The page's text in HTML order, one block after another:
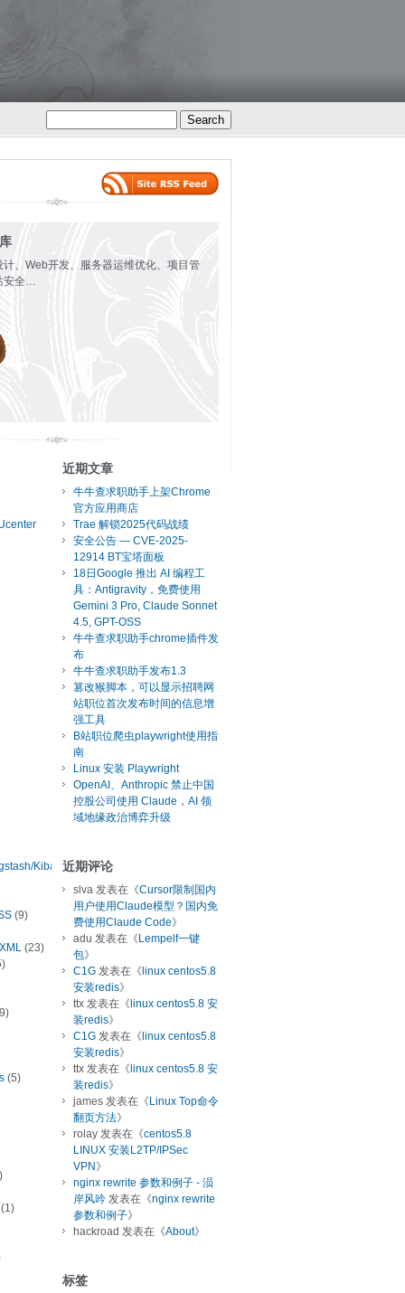
、Web开发、服务器运维优化、项目管
安全…
Kibana
(9)
(23)
(5)
近期文章
牛牛查求职助手上架Chrome
官方应用商店
Trae 解锁2025代码战绩
安全公告 — CVE-2025-
12914 BT宝塔面板
18日Google 推出 AI 编程工
具：Antigravity，免费使用
Gemini 3 Pro, Claude Sonnet
4.5, GPT-OSS
牛牛查求职助手chrome插件发
布
牛牛查求职助手发布1.3
篡改猴脚本，可以显示招聘网
站职位首次发布时间的信息增
强工具
B站职位爬虫playwright使用指
南
Linux 安装 Playwright
OpenAI、Anthropic 禁止中国
控股公司使用 Claude，AI 领
域地缘政治博弈升级
近期评论
slva 发表在《Cursor限制国内
用户使用Claude模型？国内免
费使用Claude Code》
adu 发表在《 Lempelf一键
包》
C1G 发表在《 linux centos5.8
安装redis》
ttx 发表在《 linux centos5.8 安
装redis》
C1G 发表在《 linux centos5.8
安装redis》
ttx 发表在《 linux centos5.8 安
装redis》
james 发表在《 Linux Top命令
翻页方法》
rolay 发表在《centos5.8
LINUX 安装L2TP/IPSec
VPN 》
nginx rewrite 参数和例子 - 涢
岸风吟 发表在《nginx rewrite
参数和例子》
hackroad 发表在《About》
标签